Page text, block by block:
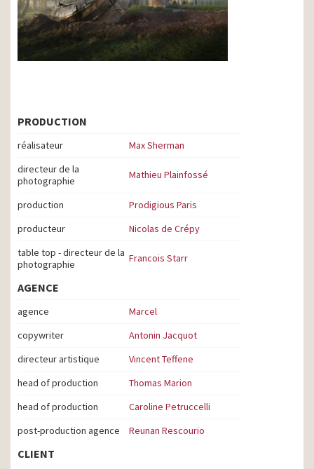
PRODUCTION
réalisateur
Max Sherman
directeur de la
photographie
Mathieu Plainfossé
production
Prodigious Paris
producteur
Nicolas de Crépy
table top - directeur de la
photographie
Francois Starr
AGENCE
agence
Marcel
copywriter
Antonin Jacquot
directeur artistique
Vincent Teffene
head of production
Thomas Marion
head of production
Caroline Petruccelli
post-production agence
Reunan Rescourio
CLIENT